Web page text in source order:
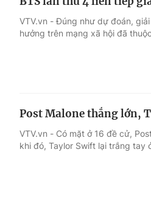
VTV.vn - Đúng như dự đoán,
hưởng trên mạng xã hội đã
Post Malone thắng lớn,
VTV.vn - Có mặt ở 16 đề cử,
khi đó, Taylor Swift lại trắng tay